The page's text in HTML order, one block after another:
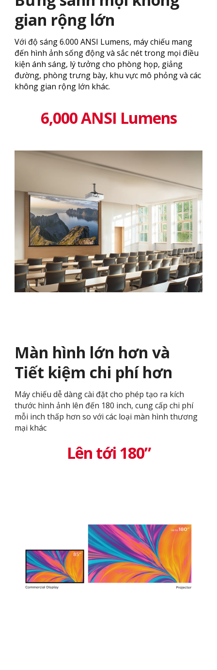
gian rộng lớn
Với độ sáng 6.000 ANSI Lumens, máy chiếu mang
đến hình ảnh sống động và sắc nét trong mọi điều
kiện ánh sáng, lý tưởng cho phòng họp, giảng
đường, phòng trưng bày, khu vực mô phỏng và các
không gian rộng lớn khác.
6,000 ANSI Lumens
Màn hình lớn hơn và
Tiết kiệm chi phí hơn
Máy chiếu dễ dàng cài đặt cho phép tạo ra kích
thước hình ảnh lên đến 180 inch, cung cấp chi phí
mỗi inch thấp hơn so với các loại màn hình thương
mại khác
Lên tới 180”